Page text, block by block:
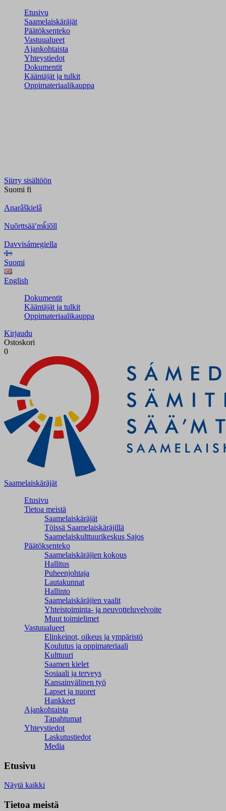
Etusivu
Saamelaiskäräjät
Päätöksenteko
Vastuualueet
Ajankohtaista
Yhteystiedot
Dokumentit
Kääntäjät ja tulkit
Oppimateriaalikauppa
Siirry sisältöön
Suomi fi
Anarâškielâ
Nuõrttsääʹmǩiõll
Davvisámegiella
Suomi
English
Dokumentit
Kääntäjät ja tulkit
Oppimateriaalikauppa
Kirjaudu
Ostoskori
0
Saamelaiskäräjät
Etusivu
Tietoa meistä
Saamelaiskäräjät
Töissä Saamelaiskäräjillä
Saamelaiskulttuuri­keskus Sajos
Päätöksenteko
Saamelaiskäräjien kokous
Hallitus
Puheenjohtaja
Lautakunnat
Hallinto
Saamelaiskäräjien vaalit
Yhteistoiminta- ja neuvotteluvelvoite
Muut toimielimet
Vastuualueet
Elinkeinot, oikeus ja ympäristö
Koulutus ja oppimateriaali
Kulttuuri
Saamen kielet
Sosiaali ja terveys
Kansainvälinen työ
Lapset ja nuoret
Hankkeet
Ajankohtaista
Tapahtumat
Yhteystiedot
Laskutustiedot
Media
Etusivu
Näytä kaikki
Tietoa meistä